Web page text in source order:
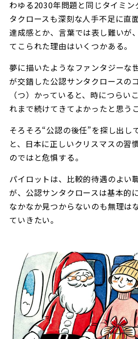
わゆる2030年問題と同じタイミン
タクロースも深刻な人手不足に直
達成感とか、言葉では表し難いが
てこられた理由はいくつかある。
夢に描いたようなファンタジーな
が交錯した公認サンタクロースの
（つ）かっていると、時につらい
れまで続けてきてよかったと思う
そろそろ“公認の後任”を探し出し
と、日本に正しいクリスマスの習
のではと危惧する。
パイロットは、比較的待遇のよい
が、公認サンタクロースは基本的
なかなか見つからないのも無理は
ていきたい。